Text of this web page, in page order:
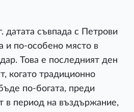
датата съвпада с Петрови
и по-особено място в
Това е последният ден
когато традиционно
по-богата, преди
в период на въздържание,